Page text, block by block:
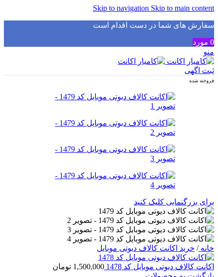
Skip to navigation Skip to main content
سفارش های شما در دست اقدام است✅
0 مورد
منو
ثبت اگهی
فروخته شده
برای بزرگنمایی کلیک کنید
خانه/ خرید اکانت کالاف دیوتی موبایل
اکانت کالاف دیوتی موبایل کد 1478 1,500,000 تومان